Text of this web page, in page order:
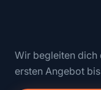
Wir begleiten
ersten Angebot